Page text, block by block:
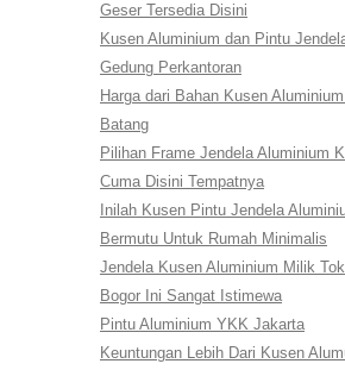
Geser Tersedia Disini
Kusen Aluminium dan Pintu
Gedung Perkantoran
Harga dari Bahan Kusen
Batang
Pilihan Frame Jendela Aluminium
Cuma Disini Tempatnya
Inilah Kusen Pintu Jendela
Bermutu Untuk Rumah Minimalis
Jendela Kusen Aluminium Milik
Bogor Ini Sangat Istimewa
Pintu Aluminium YKK Jakarta
Keuntungan Lebih Dari Kusen